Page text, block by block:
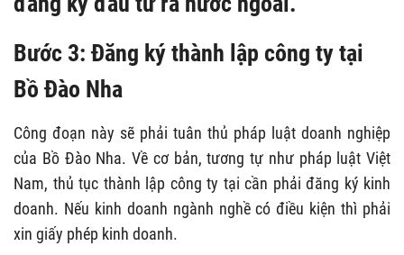
Bước 3: Đăng ký thành lập công ty tại
Bồ Đào Nha
Công đoạn này sẽ phải tuân thủ pháp luật doanh nghiệp
của Bồ Đào Nha. Về cơ bản, tương tự như pháp luật Việt
Nam, thủ tục thành lập công ty tại cần phải đăng ký kinh
doanh. Nếu kinh doanh ngành nghề có điều kiện thì phải
xin giấy phép kinh doanh.